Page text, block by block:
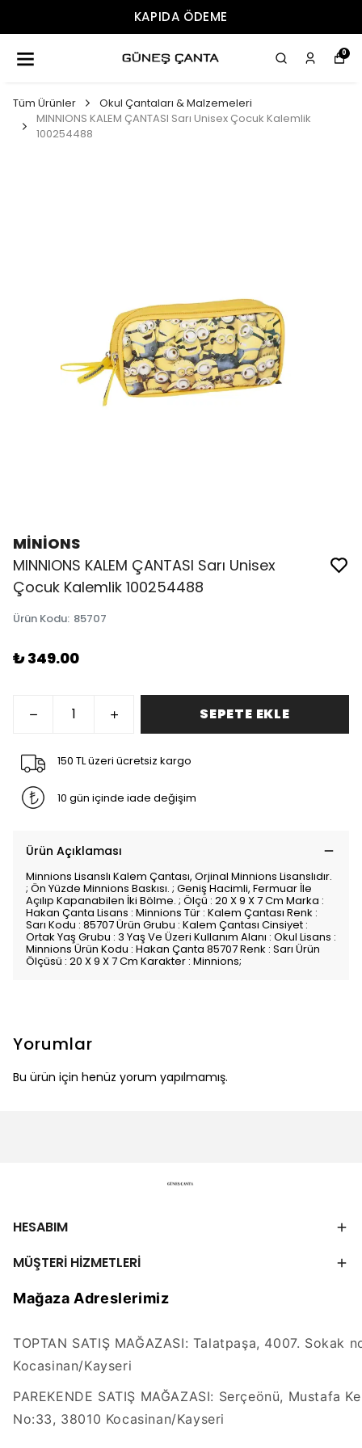
0
Tüm Ürünler
Okul Çantaları & Malzemeleri
MINNIONS KALEM ÇANTASI Sarı Unisex Çocuk Kalemlik
100254488
MİNİONS
MINNIONS KALEM ÇANTASI Sarı Unisex
Çocuk Kalemlik 100254488
Ürün Kodu: 85707
₺ 349.00
SEPETE EKLE
150 TL üzeri ücretsiz kargo
10 gün içinde iade değişim
Ürün Açıklaması
Minnions Lisanslı Kalem Çantası, Orjinal Minnions Lisanslıdır.
; Ön Yüzde Minnions Baskısı. ; Geniş Hacimli, Fermuar İle
Açılıp Kapanabilen İki Bölme. ; Ölçü : 20 X 9 X 7 Cm Marka :
Hakan Çanta Lisans : Minnions Tür : Kalem Çantası Renk :
Sarı Kodu : 85707 Ürün Grubu : Kalem Çantası Cinsiyet :
Ortak Yaş Grubu : 3 Yaş Ve Üzeri Kullanım Alanı : Okul Lisans :
Minnions Ürün Kodu : Hakan Çanta 85707 Renk : Sarı Ürün
Ölçüsü : 20 X 9 X 7 Cm Karakter : Minnions;
Yorumlar
Bu ürün için henüz yorum yapılmamış.
HESABIM
MÜŞTERİ HİZMETLERİ
Mağaza Adreslerimiz
TOPTAN SATIŞ MAĞAZASI: Talatpaşa, 4007. Sokak
Kocasinan/Kayseri
PAREKENDE SATIŞ MAĞAZASI: Serçeönü, Mustafa
No:33, 38010 Kocasinan/Kayseri